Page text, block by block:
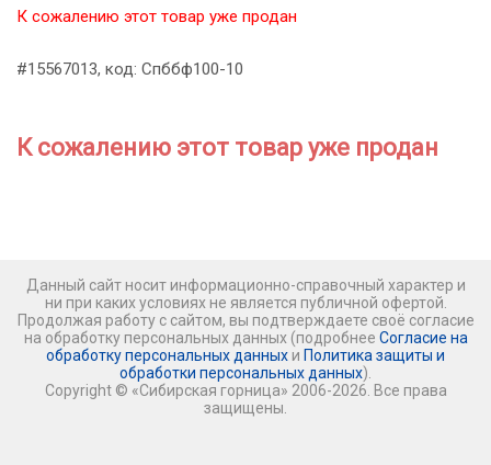
К сожалению этот товар уже продан
#15567013, код: Спббф100-10
К сожалению этот товар уже продан
Данный сайт носит информационно-справочный характер и
ни при каких условиях не является публичной офертой.
Продолжая работу с сайтом, вы подтверждаете своё согласие
на обработку персональных данных (подробнее Согласие на
обработку персональных данных и Политика защиты и
обработки персональных данных).
Copyright © «Сибирская горница» 2006-2026. Все права
защищены.